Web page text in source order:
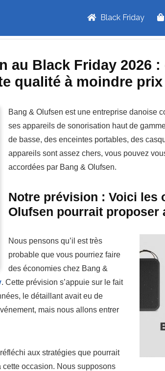
Black Friday
au Black Friday 2026
qualité à moindre prix
Bang & Olufsen est une entreprise danoise
ses appareils de sonorisation haut de
de basse, des enceintes portables, des
appareils sont assez chers, vous pouvez
accordées par Bang & Olufsen.
Notre prévision : Voici les
Olufsen pourrait proposer
Nous pensons qu’il est très
probable que vous pourriez faire
des économies chez Bang &
. Cette prévision s’appuie sur le fait
le détaillant avait eu de
mais nous allons entrer
aux stratégies que pourrait
occasion. Nous supposons